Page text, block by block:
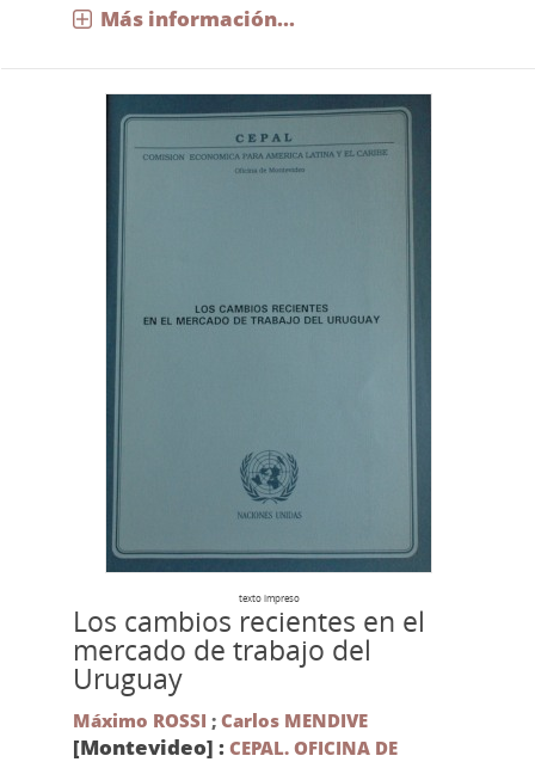
Más información...
texto impreso
Los cambios recientes en el
mercado de trabajo del
Uruguay
Máximo ROSSI ; Carlos MENDIVE
[Montevideo] : CEPAL. OFICINA DE